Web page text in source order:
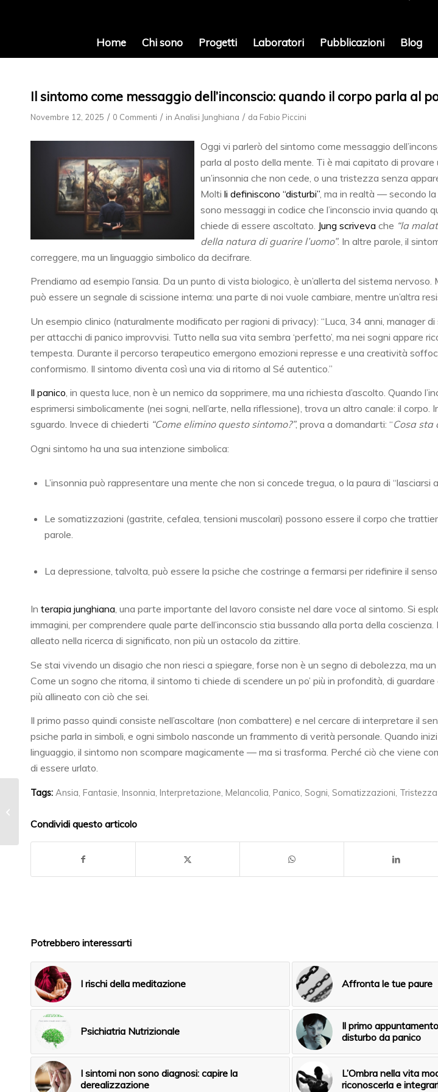
Home Chi sono Progetti Laboratori Pubblicazioni Blog
Il sintomo come messaggio dell’inconscio: quando il corpo parla al
Novembre 12, 2025 / 0 Commenti / in Analisi Junghiana / da Fabio Piccini
Oggi vi parlerò del sintomo come messaggio
parla al posto della mente. Ti è mai capitato di provare
un’insonnia che non cede, o una tristezza senza
Molti li definiscono “disturbi” , ma in realtà — secondo
sono messaggi in codice che l’inconscio invia quando
chiede di essere ascoltato. Jung scriveva che “la
della natura di guarire l’uomo”. In altre parole, il
correggere, ma un linguaggio simbolico da decifrare.
Prendiamo ad esempio l’ansia. Da un punto di vista biologico, è un’allerta del sistema nervoso.
può essere un segnale di scissione interna: una parte di noi vuole cambiare, mentre un’altra
Un esempio clinico (naturalmente modificato per ragioni di privacy): “Luca, 34 anni, manager di
per attacchi di panico improvvisi. Tutto nella sua vita sembra ‘perfetto’, ma nei sogni appare
tempesta. Durante il percorso terapeutico emergono emozioni represse e una creatività
conformismo. Il sintomo diventa così una via di ritorno al Sé autentico.”
Il panico, in questa luce, non è un nemico da sopprimere, ma una richiesta d’ascolto. Quando
esprimersi simbolicamente (nei sogni, nell’arte, nella riflessione), trova un altro canale: il corpo.
sguardo. Invece di chiederti “Come elimino questo sintomo?”, prova a domandarti: “Cosa sta
Ogni sintomo ha una sua intenzione simbolica:
L’insonnia può rappresentare una mente che non si concede tregua, o la paura di “lasciarsi
Le somatizzazioni (gastrite, cefalea, tensioni muscolari) possono essere il corpo che
parole.
La depressione, talvolta, può essere la psiche che costringe a fermarsi per ridefinire il
In terapia junghiana, una parte importante del lavoro consiste nel dare voce al sintomo. Si
immagini, per comprendere quale parte dell’inconscio stia bussando alla porta della
alleato nella ricerca di significato, non più un ostacolo da zittire.
Se stai vivendo un disagio che non riesci a spiegare, forse non è un segno di debolezza, ma
Come un sogno che ritorna, il sintomo ti chiede di scendere un po’ più in profondità, di
più allineato con ciò che sei.
Il primo passo quindi consiste nell’ascoltare (non combattere) e nel cercare di interpretare il
psiche parla in simboli, e ogni simbolo nasconde un frammento di verità personale. Quando
linguaggio, il sintomo non scompare magicamente — ma si trasforma. Perché ciò che viene
di essere urlato.
Tags: Ansia, Fantasie, Insonnia, Interpretazione, Melancolia, Panico, Sogni, Somatizzazioni, Tristezza
Condividi questo articolo
Potrebbero interessarti
I rischi della meditazione Affronta le tue paure
Psichiatria Nutrizionale
Il primo
disturbo da panico
I sintomi non sono diagnosi: capire la
derealizzazione
L’Ombra nella vita
riconoscerla e
Come aiutare un
proprio terapeuta